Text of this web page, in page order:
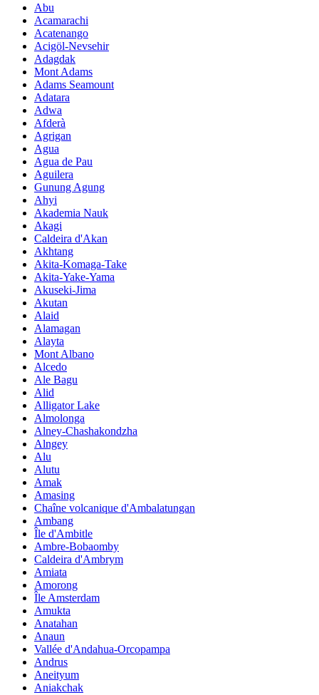
Abu
Acamarachi
Acatenango
Acigöl-Nevsehir
Adagdak
Mont Adams
Adams Seamount
Adatara
Adwa
Afderà
Agrigan
Agua
Agua de Pau
Aguilera
Gunung Agung
Ahyi
Akademia Nauk
Akagi
Caldeira d'Akan
Akhtang
Akita-Komaga-Take
Akita-Yake-Yama
Akuseki-Jima
Akutan
Alaid
Alamagan
Alayta
Mont Albano
Alcedo
Ale Bagu
Alid
Alligator Lake
Almolonga
Alney-Chashakondzha
Alngey
Alu
Alutu
Amak
Amasing
Chaîne volcanique d'Ambalatungan
Ambang
Île d'Ambitle
Ambre-Bobaomby
Caldeira d'Ambrym
Amiata
Amorong
Île Amsterdam
Amukta
Anatahan
Anaun
Vallée d'Andahua-Orcopampa
Andrus
Aneityum
Aniakchak